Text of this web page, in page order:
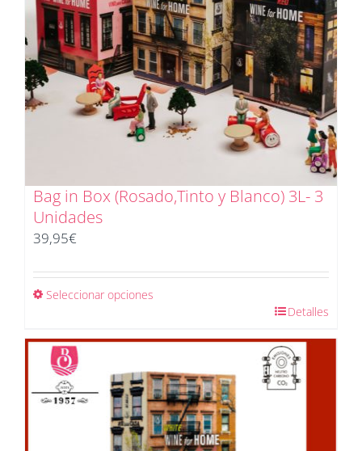
Bag in Box (Rosado,Tinto y Blanco) 3L- 3
Unidades
39,95€
Seleccionar opciones
Detalles